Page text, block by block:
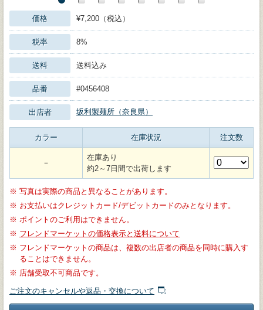
価格 ¥7,200（税込）
税率 8%
送料 送料込み
品番 #0456408
出店者 坂利製麺所（奈良県）
カラー 在庫状況 注文数
－
在庫あり
約2～7日間で出荷します
※ 写真は実際の商品と異なることがあります。
※ お支払いはクレジットカード/デビットカードのみとなります。
※ ポイントのご利用はできません。
※ フレンドマーケットの価格表示と送料について
※ フレンドマーケットの商品は、複数の出店者の商品を同時に購入す
ることはできません。
※ 店舗受取不可商品です。
ご注文のキャンセルや返品・交換について